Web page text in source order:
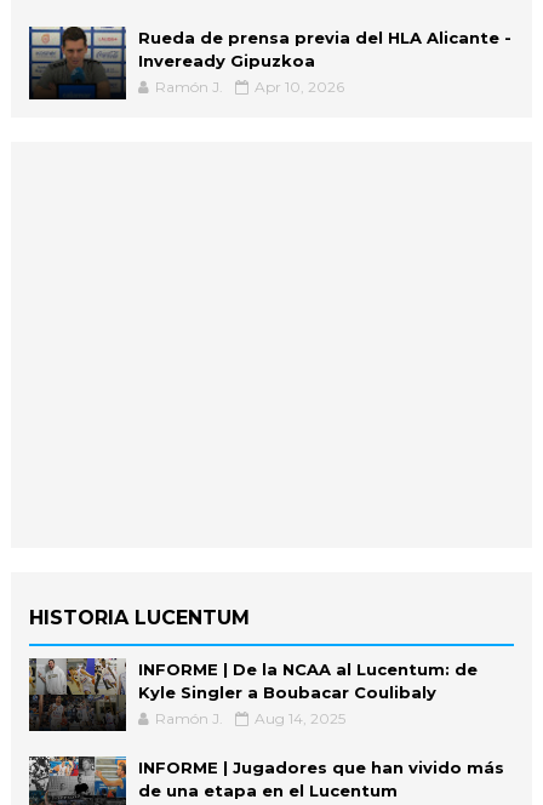
Rueda de prensa previa del HLA Alicante -
Inveready Gipuzkoa
Ramón J. Apr 10, 2026
HISTORIA LUCENTUM
INFORME | De la NCAA al Lucentum: de
Kyle Singler a Boubacar Coulibaly
Ramón J. Aug 14, 2025
INFORME | Jugadores que han vivido más
de una etapa en el Lucentum